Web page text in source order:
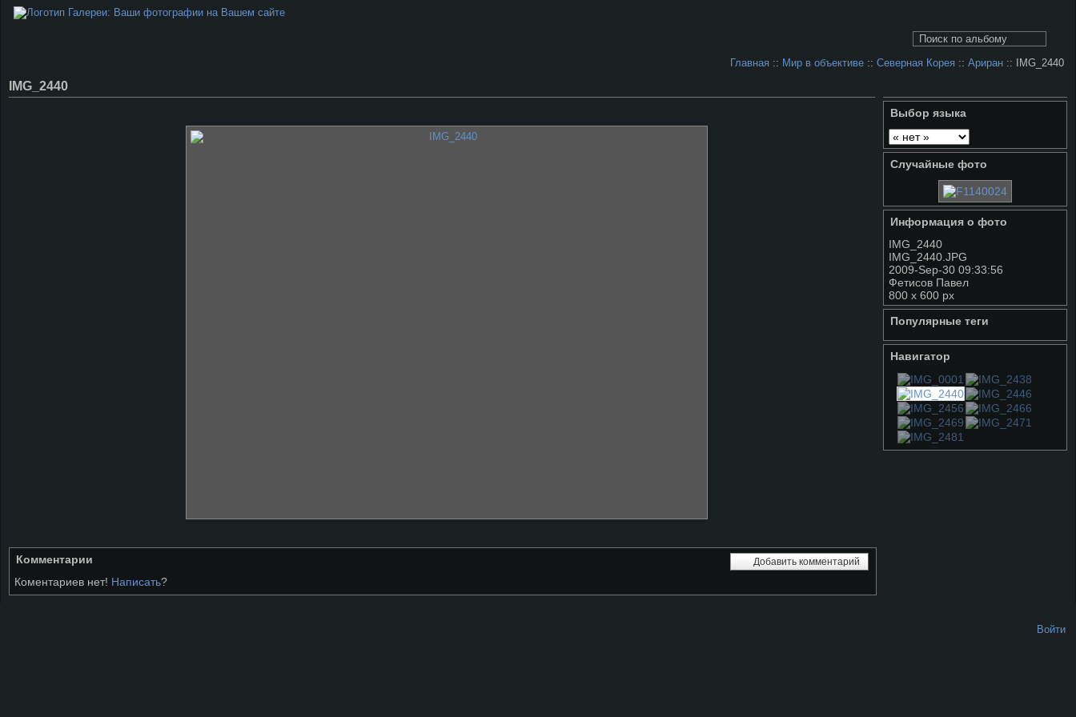
Главная :: Мир в объективе :: Северная Корея :: Ариран :: IMG_2440
Выбор языка
Случайные фото
Информация о фото
IMG_2440
IMG_2440.JPG
2009-Sep-30 09:33:56
Фетисов Павел
800 x 600 px
Популярные теги
Навигатор
IMG_2440
Комментарии Добавить комментарий
Коментариев нет! Написать?
Войти